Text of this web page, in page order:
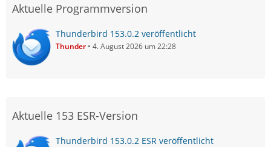
Aktuelle Programmversion
Thunderbird 153.0.2 veröffentlicht
Thunder 4. August 2026 um 22:28
Aktuelle 153 ESR-Version
Thunderbird 153.0.2 ESR veröffentlicht